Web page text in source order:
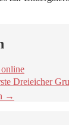
Dreieicher
→